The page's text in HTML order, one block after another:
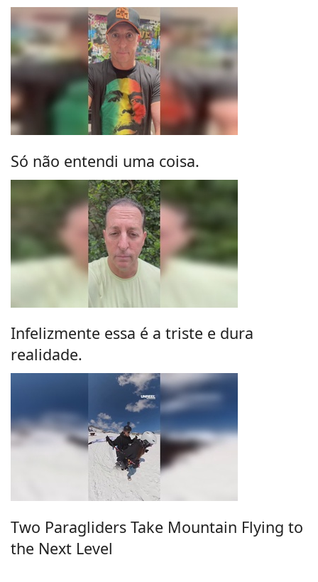
Só não entendi uma coisa.
Infelizmente essa é a triste e dura
realidade.
Two Paragliders Take Mountain Flying to
the Next Level